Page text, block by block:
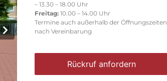
– 13.30 – 18.00 Uhr
Freitag: 10.00 – 14.00 Uhr
Termine auch außerhalb der Öffnungszeiten
nach Vereinbarung
Rückruf anfordern